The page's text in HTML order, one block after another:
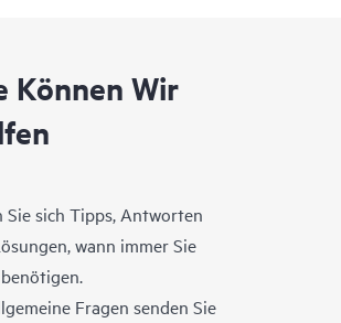
Können Wir
Sie sich Tipps, Antworten
wann immer Sie
Fragen senden Sie